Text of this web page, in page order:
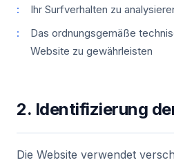
Ihr Surfverhalten zu
Das ordnungsgemäße
Website zu gewährleisten
2. Identifizierung
Die Website verwendet